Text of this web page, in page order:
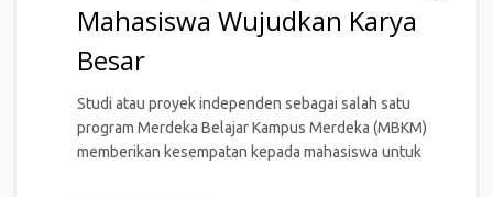
Mahasiswa Wujudkan Karya
Besar
Studi atau proyek independen sebagai salah satu
program Merdeka Belajar Kampus Merdeka (MBKM)
memberikan kesempatan kepada mahasiswa untuk